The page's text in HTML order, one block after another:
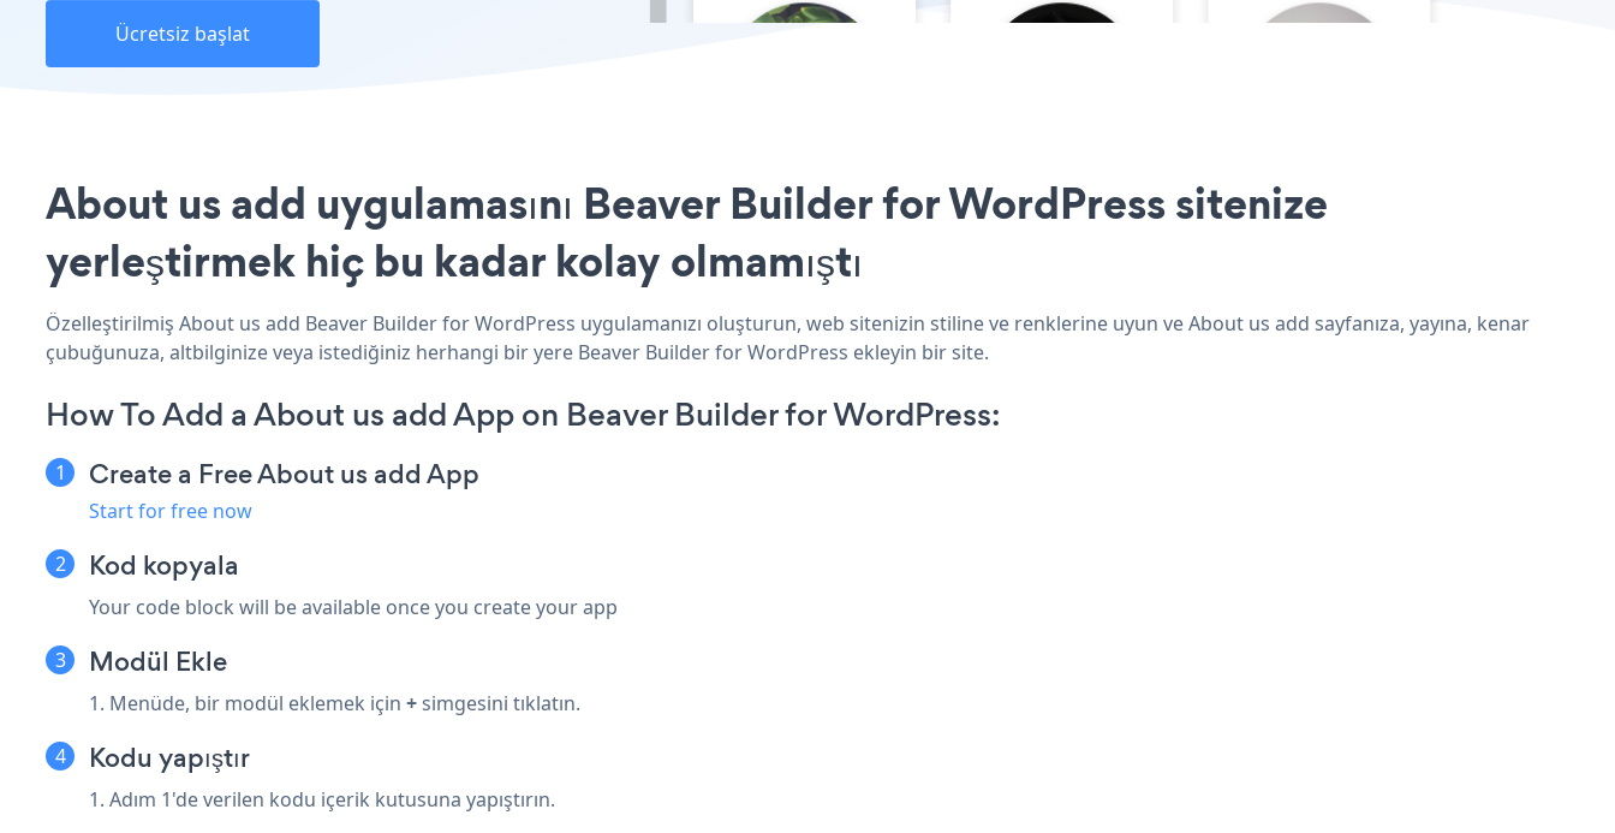
Ücretsiz başlat
About us add uygulamasını Beaver Builder for WordPress sitenize
yerleştirmek hiç bu kadar kolay olmamıştı
Özelleştirilmiş About us add Beaver Builder for WordPress uygulamanızı oluşturun, web sitenizin stiline ve renklerine uyun ve About us add sayfanıza, yayına, kenar
çubuğunuza, altbilginize veya istediğiniz herhangi bir yere Beaver Builder for WordPress ekleyin bir site.
How To Add a About us add App on Beaver Builder for WordPress:
Create a Free About us add App
Start for free now
Kod kopyala
Your code block will be available once you create your app
Modül Ekle
1. Menüde, bir modül eklemek için +simgesini tıklatın.
Kodu yapıştır
1. Adım 1'de verilen kodu içerik kutusuna yapıştırın.